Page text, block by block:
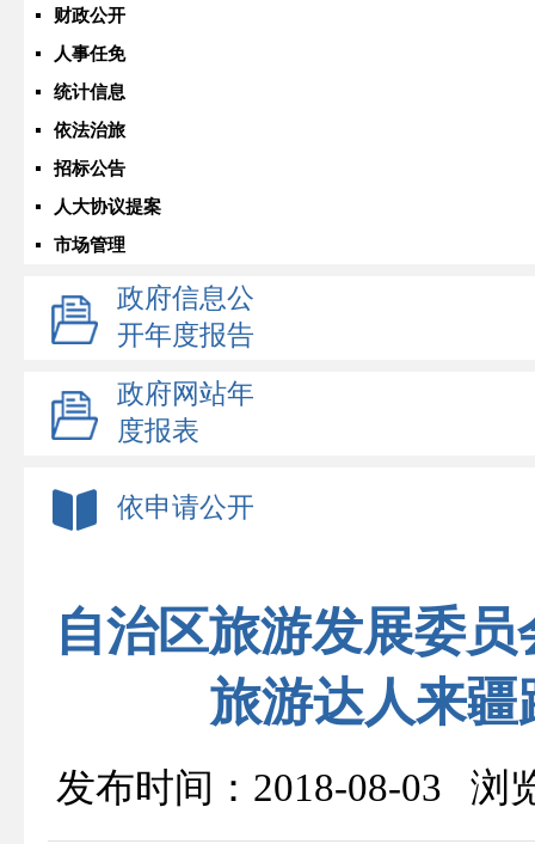
财政公开
人事任免
统计信息
依法治旅
招标公告
人大协议提案
市场管理
政府信息公
开年度报告
政府网站年
度报表
依申请公开
自治区旅游发展委
旅游达人来
发布时间：2018-08-03 浏